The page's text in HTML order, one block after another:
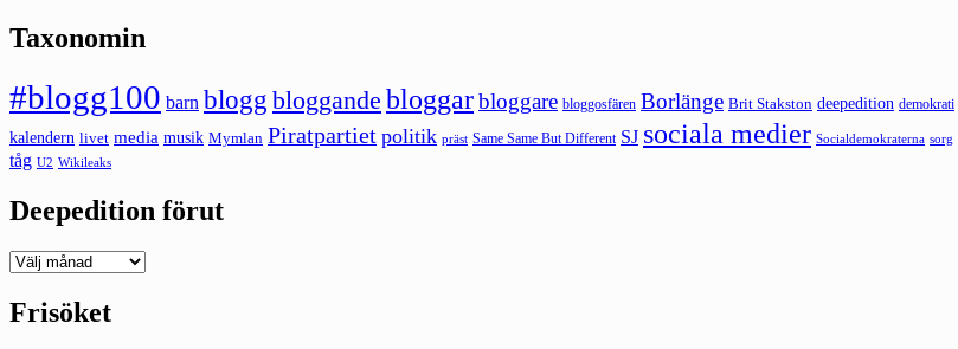
Taxonomin
#blogg100 barn blogg bloggande bloggarbloggare bloggosfären Borlänge Brit Stakston deepedition demokrati
kalendern livet media musik Mymlan Piratpartiet politik präst Same Same But Different SJ sociala medier Socialdemokraterna sorg
tåg U2 Wikileaks
Deepedition förut
Deepedition
Frisöket